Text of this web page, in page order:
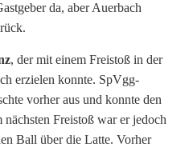
da, aber Auerbach
, der mit einem Freistoß in der
erzielen konnte. SpVgg-
vorher aus und konnte den
Freistoß war er jedoch
Ball über die Latte. Vorher